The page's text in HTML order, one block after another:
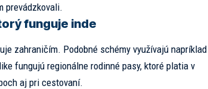
prevádzkovali.
funguje inde
zahraničím. Podobné schémy využívajú napríklad
fungujú regionálne rodinné pasy, ktoré platia v
aj pri cestovaní.